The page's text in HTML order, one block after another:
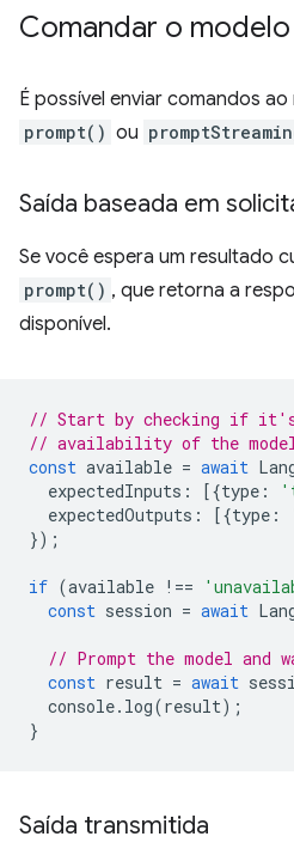
Comandar o modelo
É possível enviar comandos
prompt() ou
Saída baseada em
Se você espera um resultado
prompt() , que retorna a
disponível.
// Start by checking if it's
// availability of the
const available = await
expectedInputs : [{type :
expectedOutputs : [{type :
});
if (available !==
const session = await
// Prompt the model and
const result = await
console. log(result);
}
Saída transmitida